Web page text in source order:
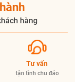
hàng
Tư vấn
tận tình chu đáo